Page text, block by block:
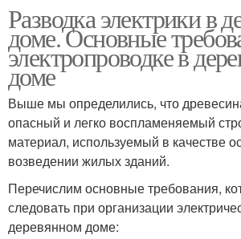
Разводка электрики в
доме. Основные
электропроводке в
доме
Выше мы определились, что
опасный и легко воспламеняемый
материал, используемый в качестве
возведении жилых зданий.
Перечислим основные требования,
следовать при организации
деревянном доме: